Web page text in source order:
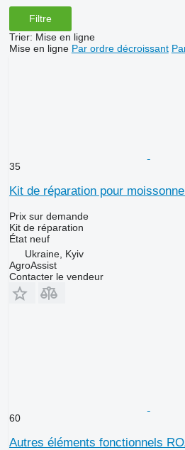
Filtre
Trier: Mise en ligne
Mise en ligne Par ordre décroissant
35
Kit de réparation pour
Prix sur demande
Kit de réparation
Étatneuf
Ukraine, Kyiv
AgroAssist
Contacter le vendeur
60
Autres éléments fonctionnels